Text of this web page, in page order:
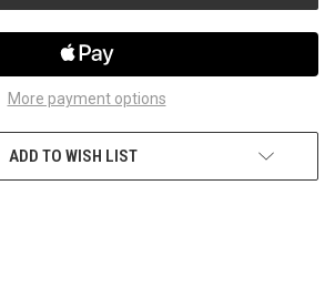
More payment options
ADD TO WISH LIST